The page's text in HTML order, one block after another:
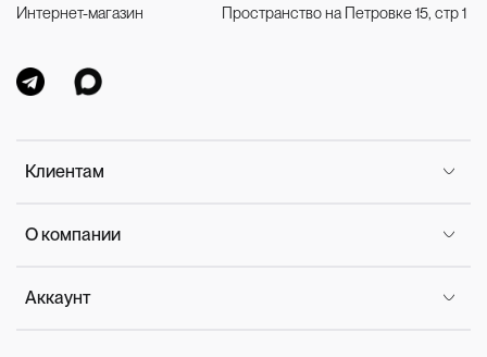
Клиентам
О компании
Аккаунт
Интернет-магазин Пространство на Петровке 15, стр 1